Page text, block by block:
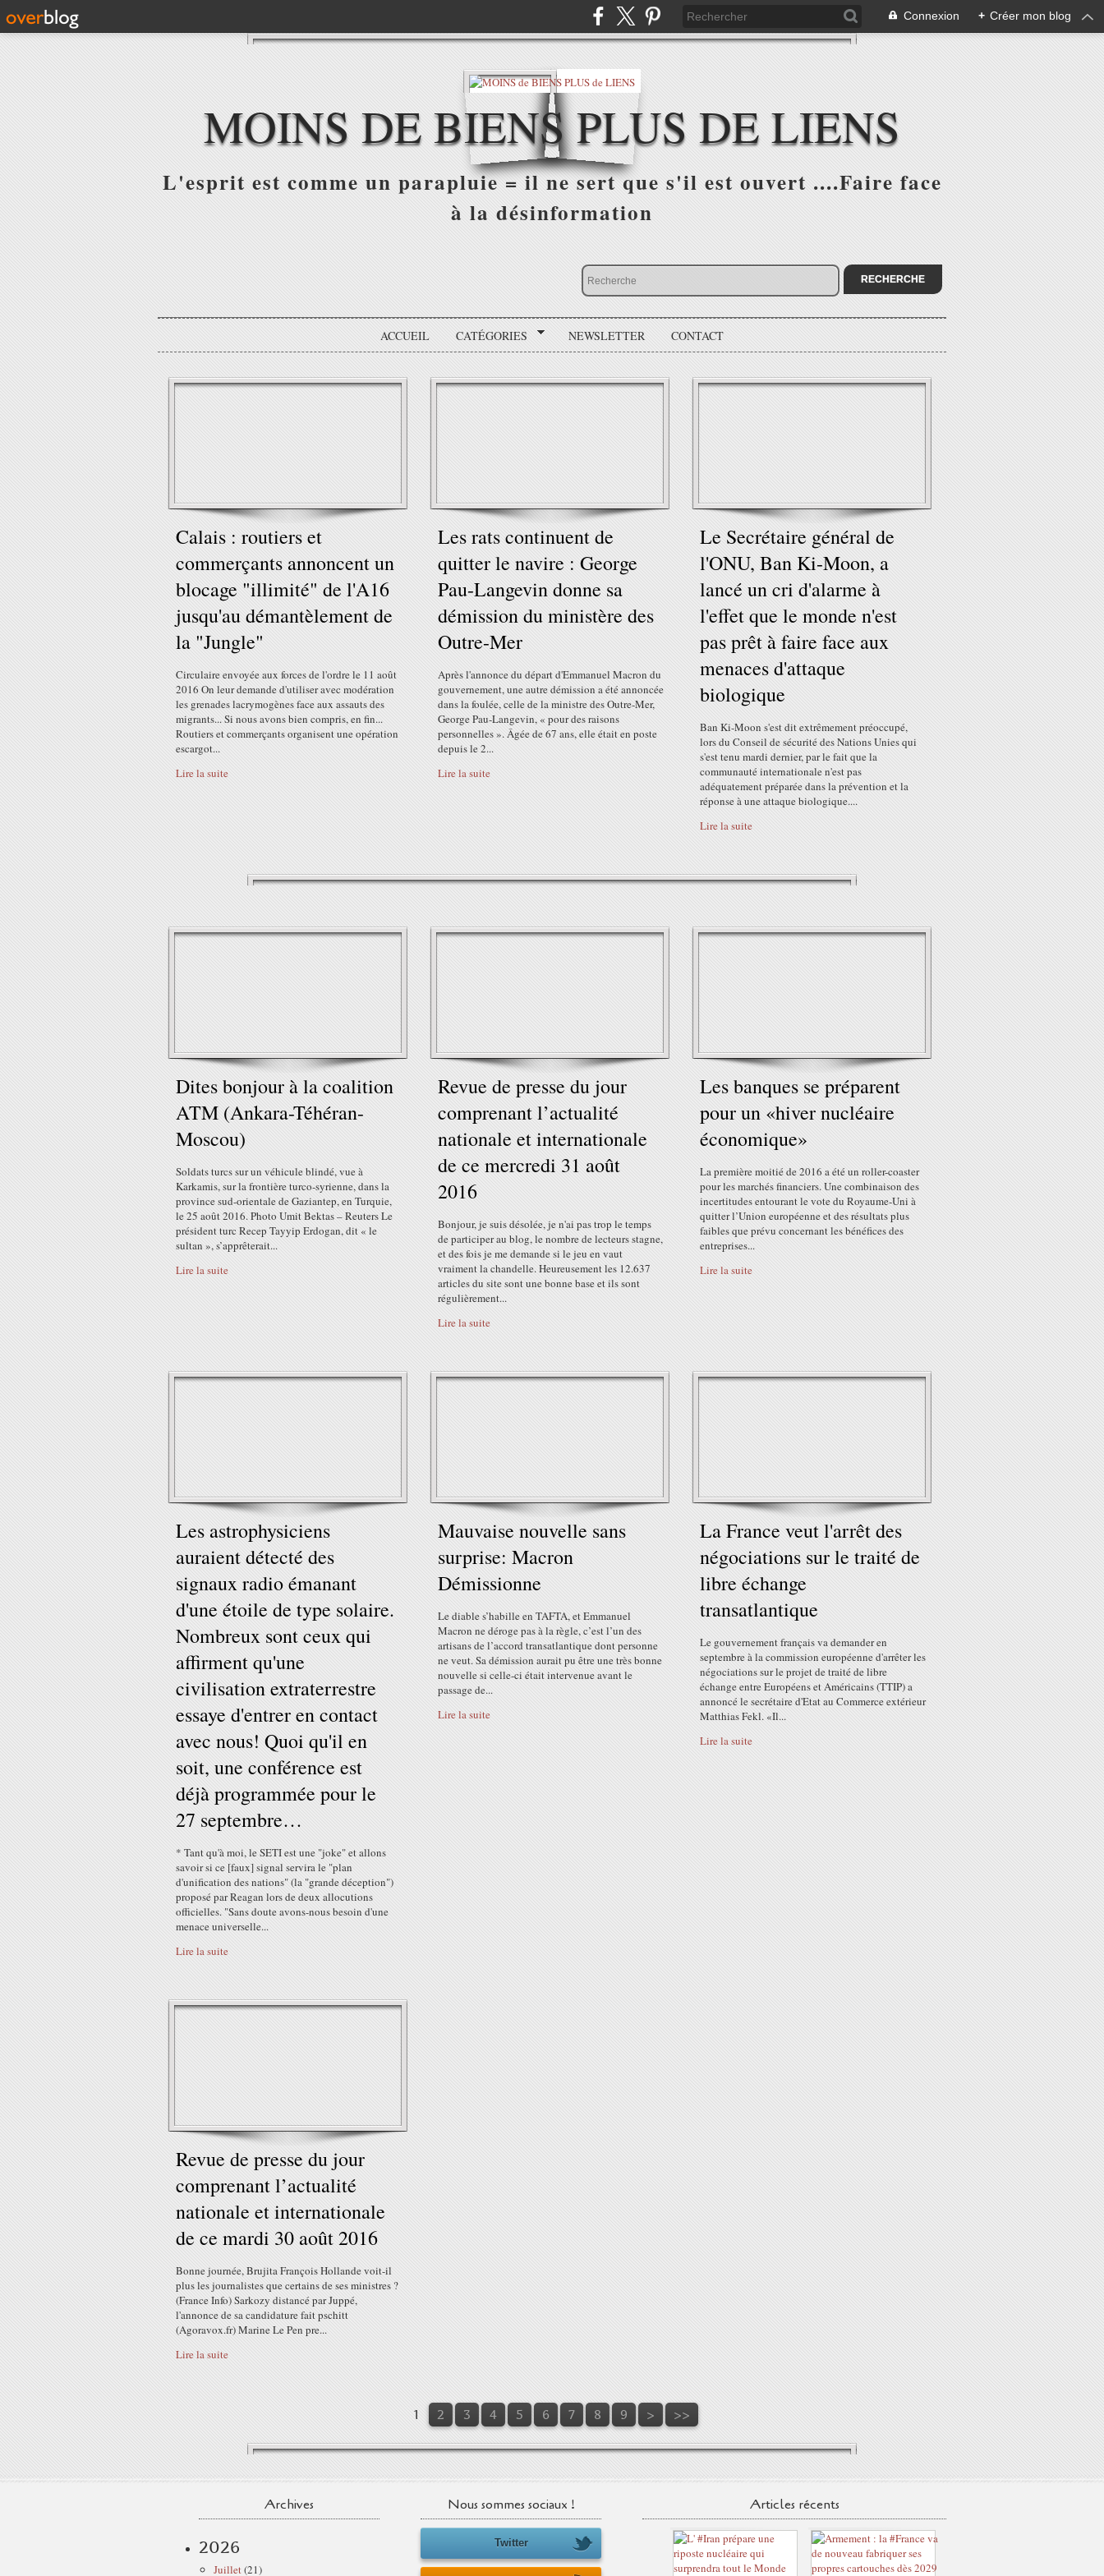
Connexion + Créer mon blog
MOINS DE BIENS PLUS DE LIENS
L'esprit est comme un parapluie = il ne sert que s'il est ouvert ....Faire face
à la désinformation
ACCUEIL CATÉGORIES NEWSLETTER CONTACT
Calais : routiers et
commerçants annoncent un
blocage "illimité" de l'A16
jusqu'au démantèlement de
la "Jungle"
Circulaire envoyée aux forces de l'ordre le 11 août
2016 On leur demande d'utiliser avec modération
les grenades lacrymogènes face aux assauts des
migrants... Si nous avons bien compris, en fin...
Routiers et commerçants organisent une opération
escargot...
Lire la suite
Les rats continuent de
quitter le navire : George
Pau-Langevin donne sa
démission du ministère des
Outre-Mer
Après l'annonce du départ d'Emmanuel Macron du
gouvernement, une autre démission a été annoncée
dans la foulée, celle de la ministre des Outre-Mer,
George Pau-Langevin, « pour des raisons
personnelles ». Âgée de 67 ans, elle était en poste
depuis le 2...
Lire la suite
Le Secrétaire général de
l'ONU, Ban Ki-Moon, a
lancé un cri d'alarme à
l'effet que le monde n'est
pas prêt à faire face aux
menaces d'attaque
biologique
Ban Ki-Moon s'est dit extrêmement préoccupé,
lors du Conseil de sécurité des Nations Unies qui
s'est tenu mardi dernier, par le fait que la
communauté internationale n'est pas
adéquatement préparée dans la prévention et la
réponse à une attaque biologique....
Lire la suite
Dites bonjour à la coalition
ATM (Ankara-Téhéran-
Moscou)
Soldats turcs sur un véhicule blindé, vue à
Karkamis, sur la frontière turco-syrienne, dans la
province sud-orientale de Gaziantep, en Turquie,
le 25 août 2016. Photo Umit Bektas – Reuters Le
président turc Recep Tayyip Erdogan, dit « le
sultan », s’apprêterait...
Lire la suite
Revue de presse du jour
comprenant l’actualité
nationale et internationale
de ce mercredi 31 août
2016
Bonjour, je suis désolée, je n'ai pas trop le temps
de participer au blog, le nombre de lecteurs stagne,
et des fois je me demande si le jeu en vaut
vraiment la chandelle. Heureusement les 12.637
articles du site sont une bonne base et ils sont
régulièrement...
Lire la suite
Les banques se préparent
pour un «hiver nucléaire
économique»
La première moitié de 2016 a été un roller-coaster
pour les marchés financiers. Une combinaison des
incertitudes entourant le vote du Royaume-Uni à
quitter l’Union européenne et des résultats plus
faibles que prévu concernant les bénéfices des
entreprises...
Lire la suite
Les astrophysiciens
auraient détecté des
signaux radio émanant
d'une étoile de type solaire.
Nombreux sont ceux qui
affirment qu'une
civilisation extraterrestre
essaye d'entrer en contact
avec nous! Quoi qu'il en
soit, une conférence est
déjà programmée pour le
27 septembre…
* Tant qu'à moi, le SETI est une "joke" et allons
savoir si ce [faux] signal servira le "plan
d'unification des nations" (la "grande déception")
proposé par Reagan lors de deux allocutions
officielles. "Sans doute avons-nous besoin d'une
menace universelle...
Lire la suite
Mauvaise nouvelle sans
surprise: Macron
Démissionne
Le diable s’habille en TAFTA, et Emmanuel
Macron ne déroge pas à la règle, c’est l’un des
artisans de l’accord transatlantique dont personne
ne veut. Sa démission aurait pu être une très bonne
nouvelle si celle-ci était intervenue avant le
passage de...
Lire la suite
La France veut l'arrêt des
négociations sur le traité de
libre échange
transatlantique
Le gouvernement français va demander en
septembre à la commission européenne d'arrêter les
négociations sur le projet de traité de libre
échange entre Européens et Américains (TTIP) a
annoncé le secrétaire d'Etat au Commerce extérieur
Matthias Fekl. «Il...
Lire la suite
Revue de presse du jour
comprenant l’actualité
nationale et internationale
de ce mardi 30 août 2016
Bonne journée, Brujita François Hollande voit-il
plus les journalistes que certains de ses ministres ?
(France Info) Sarkozy distancé par Juppé,
l'annonce de sa candidature fait pschitt
(Agoravox.fr) Marine Le Pen pre...
Lire la suite
1 2 3 4 5 6 7 8 9 > >>
Archives
2026
Juillet(21)
Nous sommes sociaux !
Twitter
Articles récents